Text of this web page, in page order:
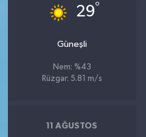
29°
Güneşli
Nem: %43
Rüzgar: 5.81 m/s
11 AĞUSTOS